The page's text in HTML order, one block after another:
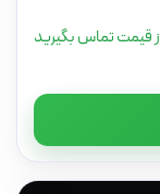
قیمت تماس بگیرید